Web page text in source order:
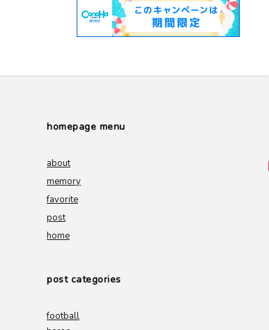
homepage menu
about
memory
favorite
post
home
post categories
football